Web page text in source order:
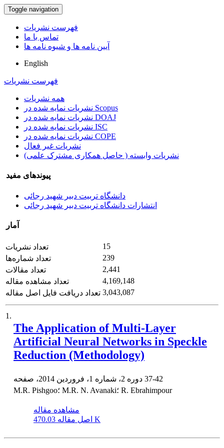
Toggle navigation
فهرست نشریات
تماس با ما
آیین نامه ها و شیوه نامه ها
English
فهرست نشریات
همه نشریات
نشریات نمایه شده در Scopus
نشریات نمایه شده در DOAJ
نشریات نمایه شده در ISC
نشریات نمایه شده در COPE
نشریات غیر فعال
نشریات وابسته ( حاصل همکاری مشترک علمی)
پیوندهای مفید
دانشگاه تربیت دبیر شهید رجائی
انتشارات دانشگاه تربیت دبیر شهید رجائی
آمار
تعداد نشریات
15
تعداد شماره‌ها
239
تعداد مقالات
2,441
تعداد مشاهده مقاله
4,169,148
تعداد دریافت فایل اصل مقاله 3,043,087
1.
The Application of Multi-Layer
Artificial Neural Networks in Speckle
Reduction (Methodology)
37-42
M.R. Pishgoo؛ M.R. N. Avanaki؛ R. Ebrahimpour
مشاهده مقاله
اصل مقاله 470.03 K